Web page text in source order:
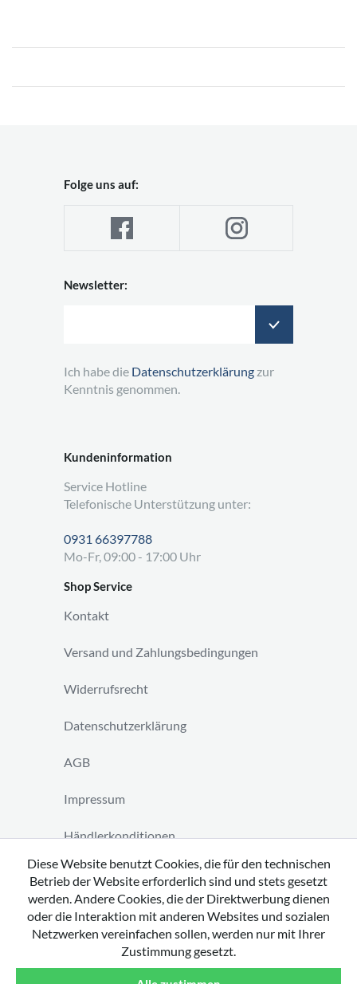
Kundeninformation
Service Hotline
Telefonische Unterstützung unter:
0931 66397788
Mo-Fr, 09:00 - 17:00 Uhr
Shop Service
Kontakt
Versand und Zahlungsbedingungen
Widerrufsrecht
Datenschutzerklärung
AGB
Impressum
Händlerkonditionen
Vertrag widerrufen
Folge uns auf:
Newsletter:
Ich habe die Datenschutzerklärung zur
Kenntnis genommen.
Diese Website benutzt Cookies, die für den technischen
Betrieb der Website erforderlich sind und stets gesetzt
werden. Andere Cookies, die der Direktwerbung dienen
oder die Interaktion mit anderen Websites und sozialen
Netzwerken vereinfachen sollen, werden nur mit Ihrer
Zustimmung gesetzt.